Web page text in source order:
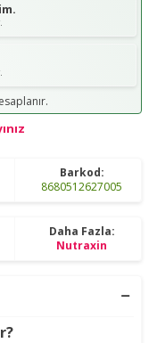
Barkod:
8680512627005
Daha Fazla:
Nutraxin